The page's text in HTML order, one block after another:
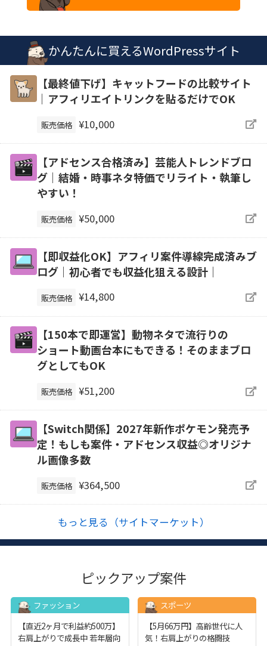
かんたんに買えるWordPressサイト
【最終値下げ】キャットフードの比較サイト
｜アフィリエイトリンクを貼るだけでOK
販売価格 ¥10,000
【アドセンス合格済み】芸能人トレンドブロ
グ｜結婚・時事ネタ特価でリライト・執筆し
やすい！
販売価格 ¥50,000
【即収益化OK】アフィリ案件導線完成済みブ
ログ｜初心者でも収益化狙える設計｜
販売価格 ¥14,800
【150本で即運営】動物ネタで流行りの
ショート動画台本にもできる！そのままブロ
グとしてもOK
販売価格 ¥51,200
【Switch関係】2027年新作ポケモン発売予
定！もしも案件・アドセンス収益◎オリジナ
ル画像多数
販売価格 ¥364,500
もっと見る（サイトマーケット）
ピックアップ案件
ファッション
【直近2ヶ月で利益約500万】
右肩上がりで成長中 若年層向
スポーツ
【5月66万円】高齢世代に人
気！右肩上がりの格闘技